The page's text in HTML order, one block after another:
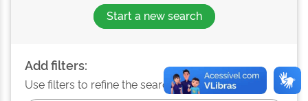
Start a new search
Add filters:
Use filters to refine the search results.